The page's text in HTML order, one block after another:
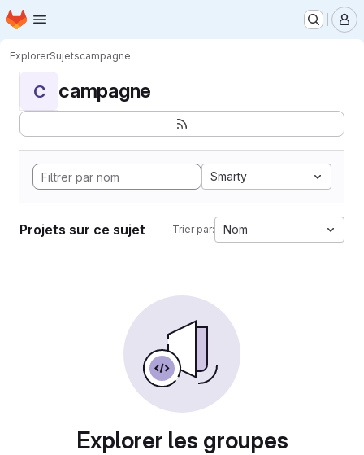
Passer au contenu principal
Page d'accueil
ExplorerSujetscampagne
C campagne
Smarty
Projets sur ce sujet Trier par: Nom
Explorer les groupes